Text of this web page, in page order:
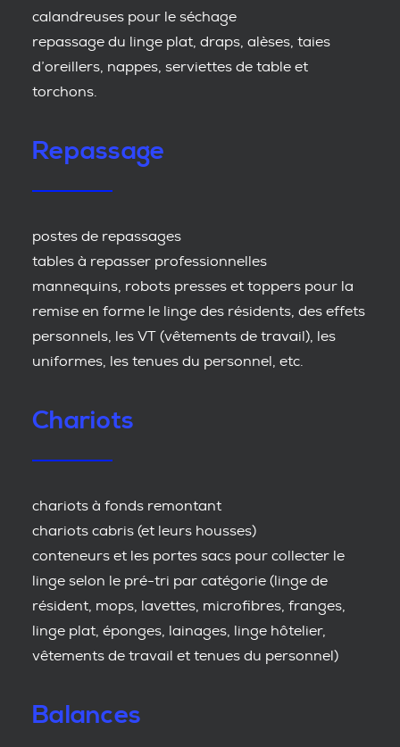
calandreuses pour le séchage
repassage du linge plat, draps, alèses, taies
d’oreillers, nappes, serviettes de table et
torchons.
Repassage
postes de repassages
tables à repasser professionnelles
mannequins, robots presses et toppers pour la
remise en forme le linge des résidents, des effets
personnels, les VT (vêtements de travail), les
uniformes, les tenues du personnel, etc.
Chariots
chariots à fonds remontant
chariots cabris (et leurs housses)
conteneurs et les portes sacs pour collecter le
linge selon le pré-tri par catégorie (linge de
résident, mops, lavettes, microfibres, franges,
linge plat, éponges, lainages, linge hôtelier,
vêtements de travail et tenues du personnel)
Balances